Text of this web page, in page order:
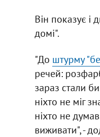
Він показує і
домі".
"До штурму
речей:
зараз стали
ніхто не міг
ніхто не
виживати", -